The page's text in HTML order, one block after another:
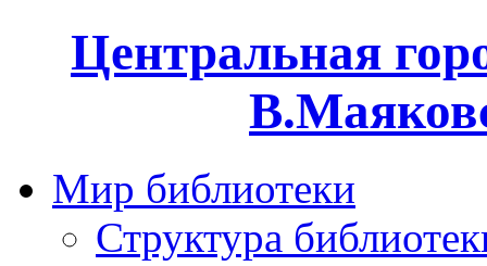
Центральная
Мир библиотеки
Структура